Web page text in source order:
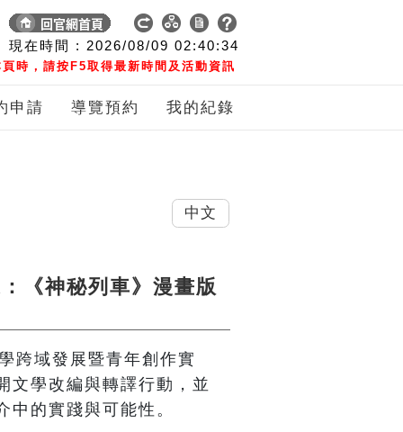
現在時間 : 2026/08/09 02:40:35
時，請按F5取得最新時間及活動資訊
申請 導覽預約 我的紀錄
《神秘列車》漫畫版
跨域發展暨青年創作實
文學改編與轉譯行動，並
的實踐與可能性。